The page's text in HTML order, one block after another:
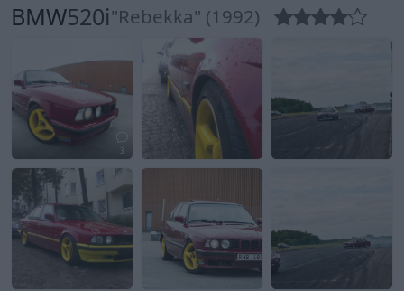
BMW520i"Rebekka" (1992)
3